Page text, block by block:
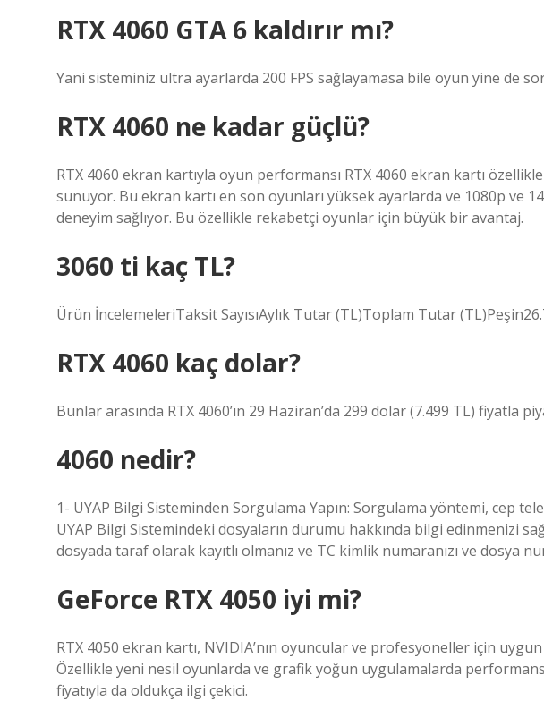
RTX 4060 GTA 6 kaldırır mı?
Yani sisteminiz ultra ayarlarda 200 FPS sağlayamasa bile oyun yine de
RTX 4060 ne kadar güçlü?
RTX 4060 ekran kartıyla oyun performansı RTX 4060 ekran kartı
sunuyor. Bu ekran kartı en son oyunları yüksek ayarlarda ve 1080p ve
deneyim sağlıyor. Bu özellikle rekabetçi oyunlar için büyük bir avantaj.
3060 ti kaç TL?
Ürün İncelemeleriTaksit SayısıAylık Tutar (TL)Toplam Tutar
RTX 4060 kaç dolar?
Bunlar arasında RTX 4060’ın 29 Haziran’da 299 dolar (7.499 TL) fiyatla
4060 nedir?
1- UYAP Bilgi Sisteminden Sorgulama Yapın: Sorgulama yöntemi, cep
UYAP Bilgi Sistemindeki dosyaların durumu hakkında bilgi edinmenizi
dosyada taraf olarak kayıtlı olmanız ve TC kimlik numaranızı ve dosya
GeForce RTX 4050 iyi mi?
RTX 4050 ekran kartı, NVIDIA’nın oyuncular ve profesyoneller için
Özellikle yeni nesil oyunlarda ve grafik yoğun uygulamalarda
fiyatıyla da oldukça ilgi çekici.